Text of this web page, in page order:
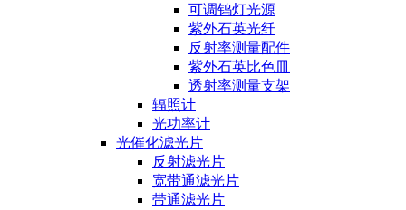
可调钨灯光源
紫外石英光纤
反射率测量配件
紫外石英比色皿
透射率测量支架
辐照计
光功率计
光催化滤光片
反射滤光片
宽带通滤光片
带通滤光片